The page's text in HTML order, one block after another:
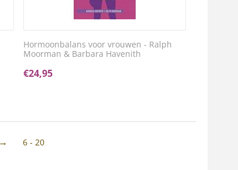
Hormoonbalans voor vrouwen - Ralph
Moorman & Barbara Havenith
€24,95
6 - 20